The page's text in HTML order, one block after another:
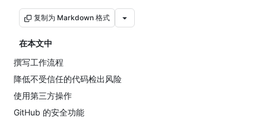
复制为 Markdown 格式
在本文中
撰写工作流程
降低不受信任的代码检出风险
使用第三方操作
GitHub 的安全功能